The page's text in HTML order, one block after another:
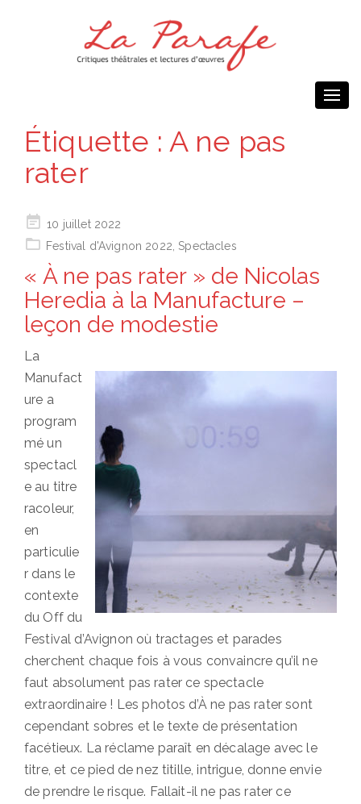
Étiquette : A ne pas
rater
Posted
on
10 juillet 2022
Festival d'Avignon 2022 Spectacles
« À ne pas rater » de Nicolas
Heredia à la Manufacture –
leçon de modestie
La
Manufact
ure a
program
mé un
spectacl
e au titre
racoleur,
en
particulie
r dans le
contexte
du Off du
Festival d’Avignon où tractages et parades
cherchent chaque fois à vous convaincre qu’il ne
faut absolument pas rater ce spectacle
extraordinaire ! Les photos d’À ne pas rater sont
cependant sobres et le texte de présentation
facétieux. La réclame paraît en décalage avec le
titre, et ce pied de nez titille, intrigue, donne envie
de prendre le risque. Fallait-il ne pas rater ce